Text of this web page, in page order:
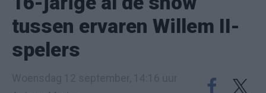
tussen ervaren Willem II-
spelers